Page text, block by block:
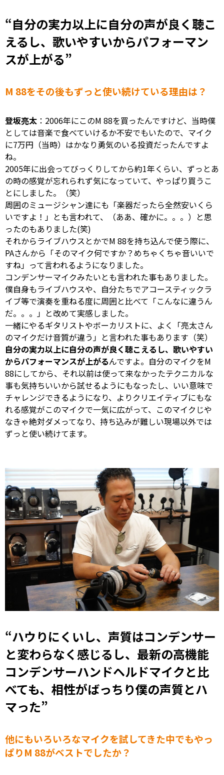
“自分の実力以上に自分の声が良く聴こ
えるし、歌いやすいからパフォーマン
スが上がる”
M 88をその後もずっと使い続けている理由は？
登坂亮太 ：2006年にこのM 88を買ったんですけど、当時僕
としては音楽で食べていけるか不安でもいたので、マイク
に7万円（当時）はかなり勇気のいる投資だったんですよ
ね。
2005年に出会ってびっくりしてから約1年くらい、ずっとあ
の時の感覚が忘れられず気になっていて、やっぱり買うこ
とにしました。（笑）
周囲のミュージシャン達にも「楽器だったら全然安いくら
いですよ！」とも言われて、（ああ、確かに。。。）と思
ったのもありました(笑)
それからライブハウスとかでM 88を持ち込んで使う際に、
PAさんから「そのマイク何ですか？めちゃくちゃ音いいで
すね」って言われるようになりました。
コンデンサーマイクみたいとも言われた事もありました。
僕自身もライブハウスや、自分たちでアコースティックラ
イブ等で演奏を重ねる度に周囲と比べて「こんなに違うん
だ。。。」と改めて実感しました。
一緒にやるギタリストやボーカリストに、よく「亮太さん
のマイクだけ音質が違う」と言われた事もあります（笑）
自分の実力以上に自分の声が良く聴こえるし、歌いやすい
からパフォーマンスが上がるんですよ。自分のマイクをM
88にしてから、それ以前は使って来なかったテクニカルな
事も気持ちいいから試せるようにもなったし、いい意味で
チャレンジできるようになり、よりクリエイティブにもな
れる感覚がこのマイクで一気に広がって、このマイクじや
なきゃ絶対ダメってなり、持ち込みが難しい現場以外では
ずっと使い続けてます。
“ハウりにくいし、声質はコンデンサー
と変わらなく感じるし、最新の高機能
コンデンサーハンドヘルドマイクと比
べても、相性がばっちり僕の声質とハ
マった”
他にもいろいろなマイクを試してきた中でもやっ
ぱりM 88がベストでしたか？